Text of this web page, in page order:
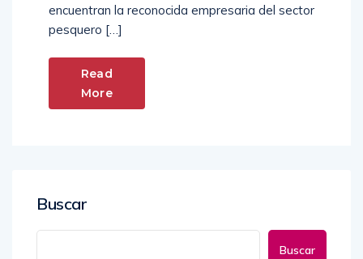
encuentran la reconocida empresaria del sector
pesquero […]
Read
More
Buscar
Buscar